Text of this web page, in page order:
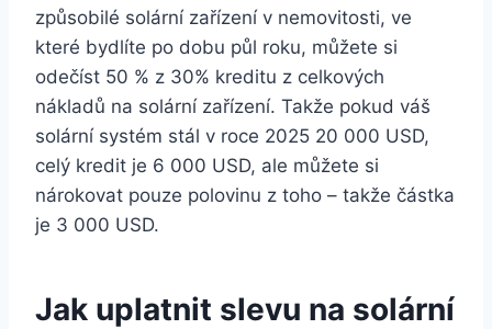
způsobilé solární zařízení v nemovitosti, ve
které bydlíte po dobu půl roku, můžete si
odečíst 50 % z 30% kreditu z celkových
nákladů na solární zařízení. Takže pokud váš
solární systém stál v roce 2025 20 000 USD,
celý kredit je 6 000 USD, ale můžete si
nárokovat pouze polovinu z toho – takže částka
je 3 000 USD.
Jak uplatnit slevu na solární